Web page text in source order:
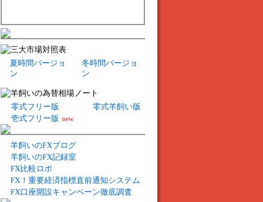
夏時間バージョ
ン
冬時間バージョ
ン
零式フリー版
零式羊飼い版
壱式フリー版 new
羊飼いのFXブログ
羊飼いのFX記録室
FX比較ロボ
FX！重要経済指標直前通知システム
FX口座開設キャンペーン徹底調査